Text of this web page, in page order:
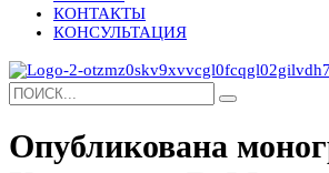
КОНТАКТЫ
КОНСУЛЬТАЦИЯ
Опубликована